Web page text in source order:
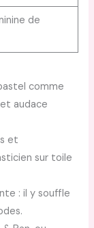
de
comme
audace
et
sur toile
: il y souffle